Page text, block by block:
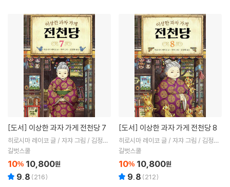
[도서] 이상한 과자 가게 전천당 7
히로시마 레이코 글 / 쟈쟈 그림 / 김정화
역
길벗스쿨
10% 10,800원
9.8 (216)
[도서] 이상한 과자 가게 전천당 8
히로시마 레이코 글 / 쟈쟈 그림 / 김정화
역
길벗스쿨
10% 10,800원
9.8 (212)